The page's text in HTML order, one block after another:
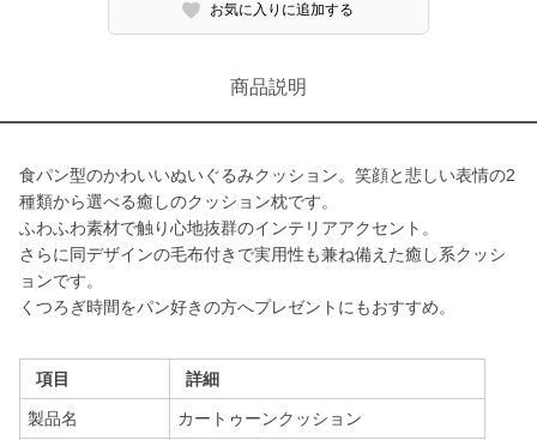
お気に入りに追加する
商品説明
食パン型のかわいいぬいぐるみクッション。笑顔と悲しい表情の2
種類から選べる癒しのクッション枕です。
ふわふわ素材で触り心地抜群のインテリアアクセント。
さらに同デザインの毛布付きで実用性も兼ね備えた癒し系クッシ
ョンです。
くつろぎ時間をパン好きの方へプレゼントにもおすすめ。
項目 詳細
製品名 カートゥーンクッション